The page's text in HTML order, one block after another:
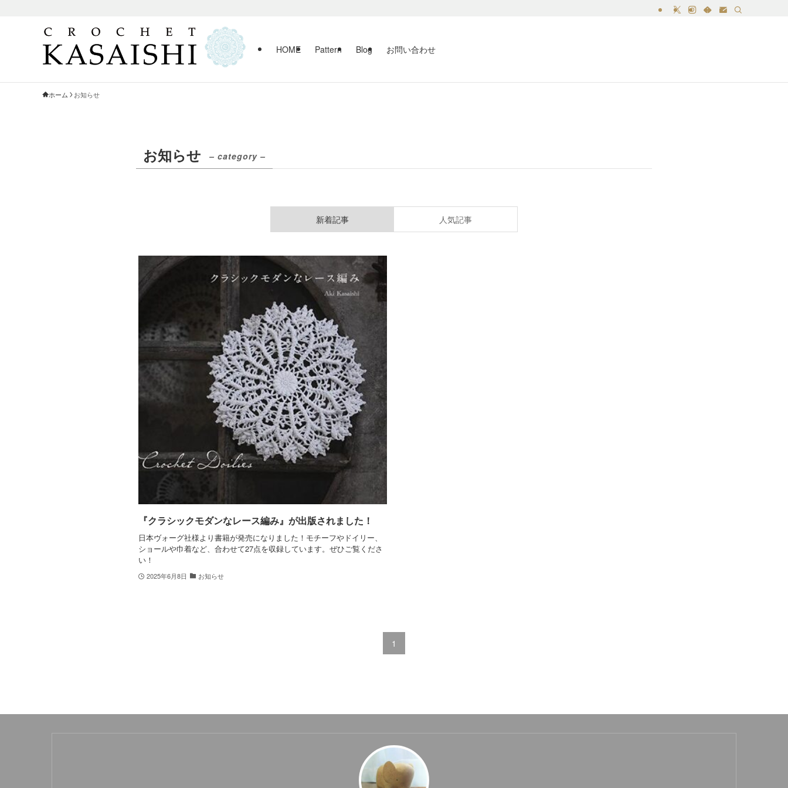
HOME Pattern Blog お問い合わせ
ホーム お知らせ
お知らせ – category –
新着記事 人気記事
『クラシックモダンなレース編み』が出版されました！
日本ヴォーグ社様より書籍が発売になりました！モチーフやドイリー、
ショールや巾着など、合わせて27点を収録しています。ぜひご覧くださ
い！
2025年6月8日 お知らせ
1